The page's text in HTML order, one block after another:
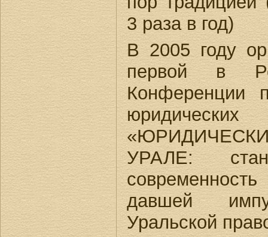
3 раза в год)
В 2005 году
первой в
Конференции
УРАЛЕ:
давшей
Уральской